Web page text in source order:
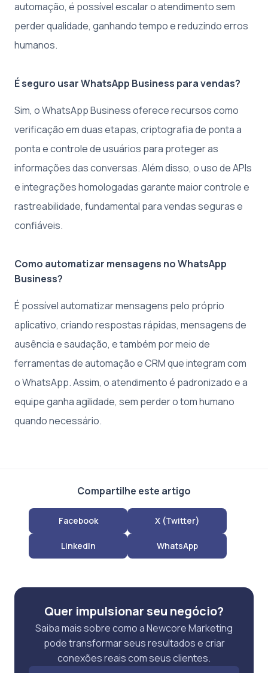
automação, é possível escalar o atendimento sem
perder qualidade, ganhando tempo e reduzindo erros
humanos.
É seguro usar WhatsApp Business para vendas?
Sim, o WhatsApp Business oferece recursos como
verificação em duas etapas, criptografia de ponta a
ponta e controle de usuários para proteger as
informações das conversas. Além disso, o uso de APIs
e integrações homologadas garante maior controle e
rastreabilidade, fundamental para vendas seguras e
confiáveis.
Como automatizar mensagens no WhatsApp
Business?
É possível automatizar mensagens pelo próprio
aplicativo, criando respostas rápidas, mensagens de
ausência e saudação, e também por meio de
ferramentas de automação e CRM que integram com
o WhatsApp. Assim, o atendimento é padronizado e a
equipe ganha agilidade, sem perder o tom humano
quando necessário.
Compartilhe este artigo
Facebook X (Twitter)
LinkedIn WhatsApp
Quer impulsionar seu negócio?
Saiba mais sobre como a Newcore Marketing
pode transformar seus resultados e criar
conexões reais com seus clientes.